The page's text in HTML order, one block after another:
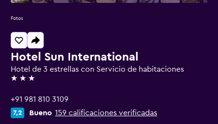
Hotel Sun International
Hotel de 3 estrellas con Servicio de habitaciones
3 estrellas
+91 981 810 3109
7,2 Bueno 159 calificaciones verificadas
Fotos